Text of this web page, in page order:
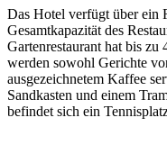
Das Hotel verfügt über
Gesamtkapazität des
Gartenrestaurant hat bis zu
werden sowohl Gerichte
ausgezeichnetem Kaffee
Sandkasten und einem
befindet sich ein